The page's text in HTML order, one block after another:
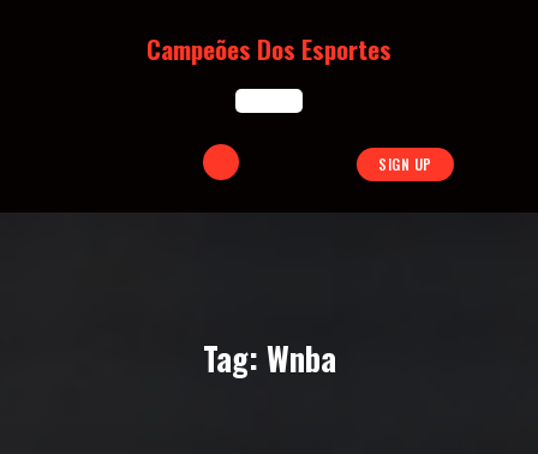
Campeões Dos Esportes
Open
Button
SIGN UP
Tag: Wnba